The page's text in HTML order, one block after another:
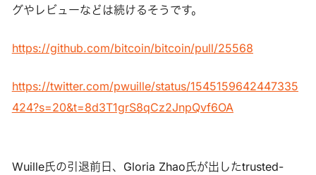
グやレビューなどは続けるそうです。
https://github.com/bitcoin/bitcoin/pull/25568
https://twitter.com/pwuille/status/1545159642447335
424?s=20&t=8d3T1grS8qCz2JnpQvf6OA
Wuille氏の引退前日、Gloria Zhao氏が出したtrusted-